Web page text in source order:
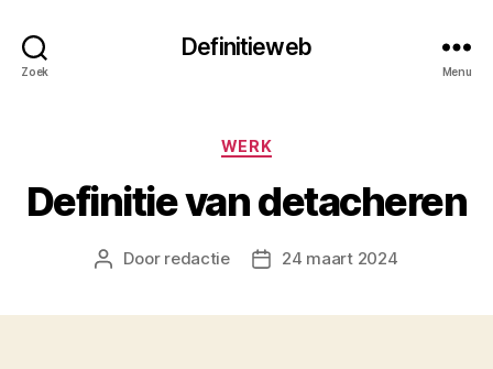
Zoek
Definitieweb
Menu
Categorieën
WERK
Definitie van detacheren
Berichtauteur
Door redactie Berichtdatum
24 maart 2024